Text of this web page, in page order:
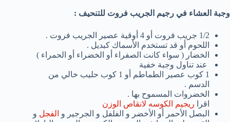
وجبة العشاء في رجيم الجريب فروت للتنحيف :
1/2 جريب فروت أو 4 أوقية عصير الجريب فروت .
اللحوم أو قد تستخدم الأسماك كبديل .
الخضار ( سواء كانت الصفراء أو الخضراء أو الحمراء )
عند تناول وجبة خفية
1 كوب عصير الطماطم أو 1 كوب حليب خالي من
الدسم .
الخضروات المسموح بها .
اقرا ريجيم الكوسه لانقاص الوزن
البصل الأحمر أو الأخضر و الفلفل و الجرجير و الفجل و